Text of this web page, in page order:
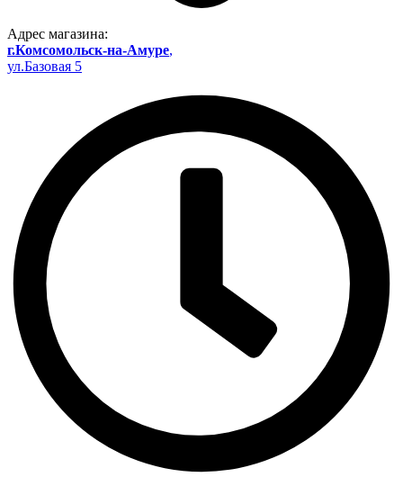
Адрес магазина:
г.Комсомольск-на-Амуре,
ул.Базовая 5